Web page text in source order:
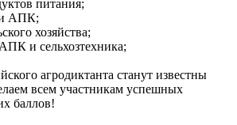
питания;
АПК;
хозяйства;
и сельхозтехника;
агродиктанта станут известны
всем участникам успешных
баллов!